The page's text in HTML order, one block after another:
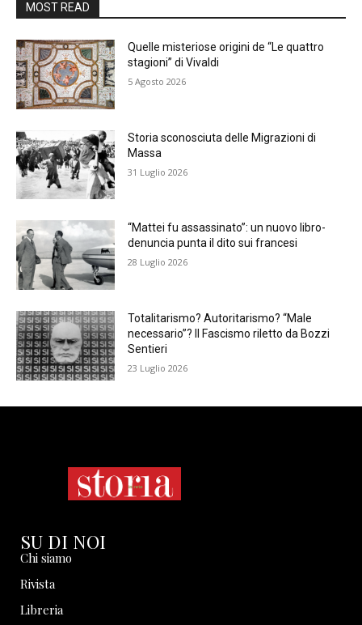
MOST READ
Quelle misteriose origini de “Le quattro
stagioni” di Vivaldi
5 Agosto 2026
Storia sconosciuta delle Migrazioni di
Massa
31 Luglio 2026
“Mattei fu assassinato”: un nuovo libro-
denuncia punta il dito sui francesi
28 Luglio 2026
Totalitarismo? Autoritarismo? “Male
necessario”? Il Fascismo riletto da Bozzi
Sentieri
23 Luglio 2026
SU DI NOI
Chi siamo
Rivista
Libreria